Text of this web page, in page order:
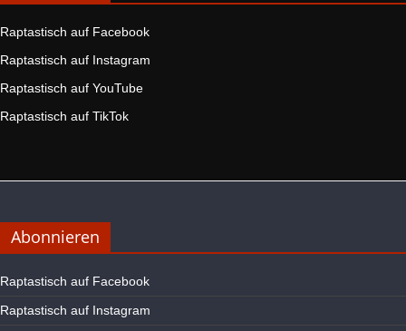
Raptastisch auf Facebook
Raptastisch auf Instagram
Raptastisch auf YouTube
Raptastisch auf TikTok
Abonnieren
Raptastisch auf Facebook
Raptastisch auf Instagram